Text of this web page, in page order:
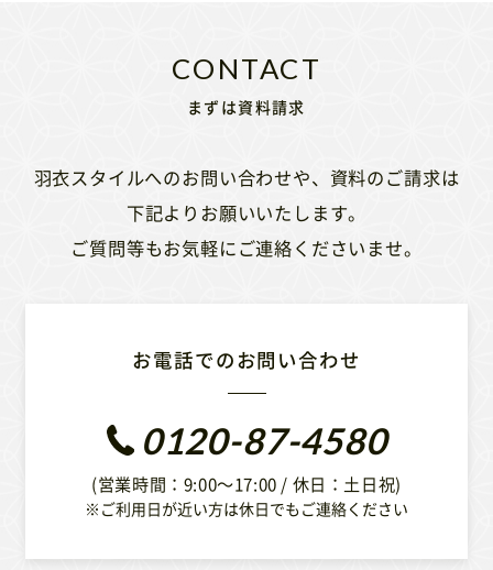
まずは資料請求
羽衣スタイルへのお問い合わせや、資料のご請求は
下記よりお願いいたします。
ご質問等もお気軽にご連絡くださいませ。
お電話でのお問い合わせ
0120-87-4580
(営業時間：9:00〜17:00 / 休日：土日祝)
※ご利用日が近い方は休日でもご連絡ください